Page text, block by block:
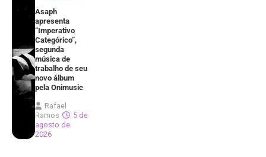
Asaph
apresenta
“Imperativo
Categórico”,
segunda
música de
trabalho de seu
novo álbum
pela Onimusic
Rafael
Ramos
5 de
agosto de
2026